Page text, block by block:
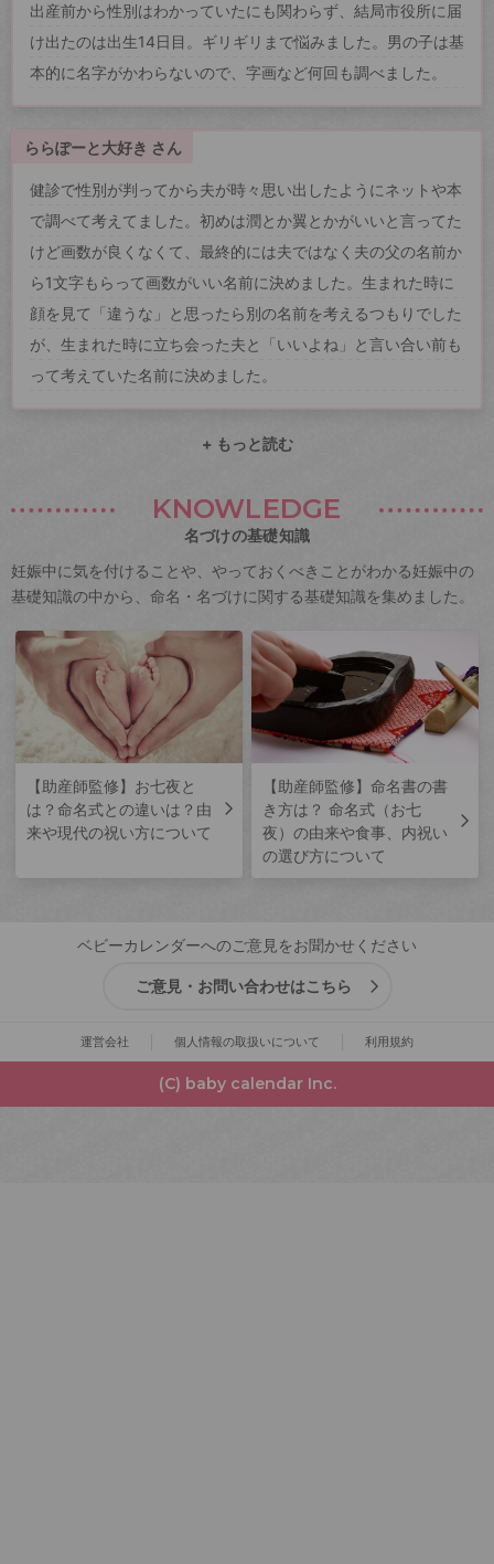
出産前から性別はわかっていたにも関わらず、結局市役所に届
け出たのは出生14日目。ギリギリまで悩みました。男の子は基
本的に名字がかわらないので、字画など何回も調べました。
ららぽーと大好き さん
健診で性別が判ってから夫が時々思い出したようにネットや本
で調べて考えてました。初めは潤とか翼とかがいいと言ってた
けど画数が良くなくて、最終的には夫ではなく夫の父の名前か
ら1文字もらって画数がいい名前に決めました。生まれた時に
顔を見て「違うな」と思ったら別の名前を考えるつもりでした
が、生まれた時に立ち会った夫と「いいよね」と言い合い前も
って考えていた名前に決めました。
+ もっと読む
KNOWLEDGE
名づけの基礎知識
妊娠中に気を付けることや、やっておくべきことがわかる妊娠中の
基礎知識の中から、命名・名づけに関する基礎知識を集めました。
【助産師監修】お七夜と
は？命名式との違いは？由
来や現代の祝い方について
【助産師監修】命名書の書
き方は？ 命名式（お七
夜）の由来や食事、内祝い
の選び方について
ベビーカレンダーへのご意見をお聞かせください
ご意見・お問い合わせはこちら
運営会社 個人情報の取扱いについて 利用規約
(C) baby calendar Inc.